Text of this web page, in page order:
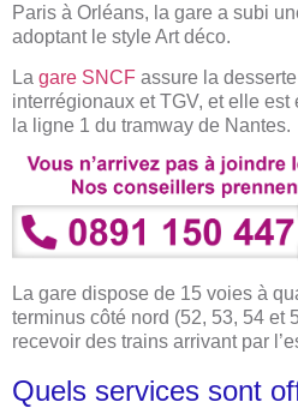
Paris à Orléans, la gare a subi
adoptant le style Art déco.
La gare SNCF assure la
interrégionaux et TGV, et elle
la ligne 1 du tramway de Nantes.
La gare dispose de 15 voies à
terminus côté nord (52, 53, 54 et
recevoir des trains arrivant par
Quels services sont